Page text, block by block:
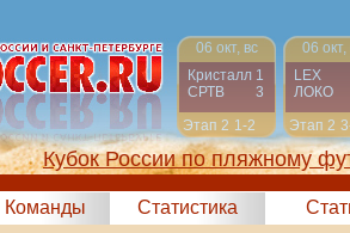
06 окт, вс
Кристалл 1
СРТВ
3
Этап 2 1-2
06 окт,
LEX
ЛОКО
Этап 2
Кубок России по пляжному
Команды Статистика